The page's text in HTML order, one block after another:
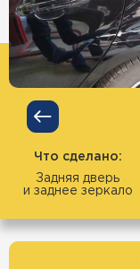
Что сделано:
Задняя дверь
и заднее зеркало